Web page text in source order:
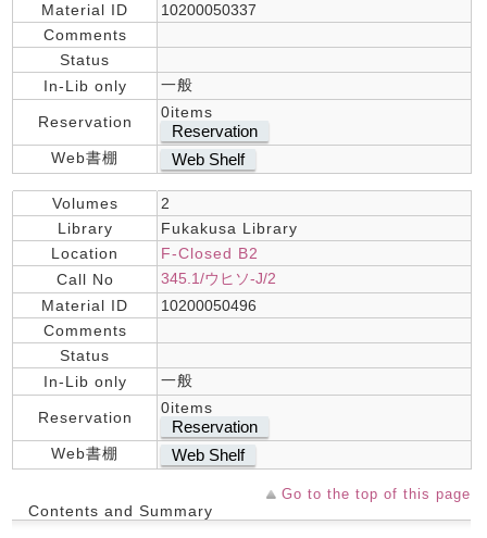
Material ID
10200050337
Comments
Status
In-Lib only
一般
Reservation
0items
Reservation
Web書棚 Web Shelf
Volumes
2
Library
Fukakusa Library
Location
F-Closed B2
Call No
345.1/ウヒソ-J/2
Material ID
10200050496
Comments
Status
In-Lib only
一般
Reservation
0items
Reservation
Web書棚 Web Shelf
Go to the top of this page
Contents and Summary